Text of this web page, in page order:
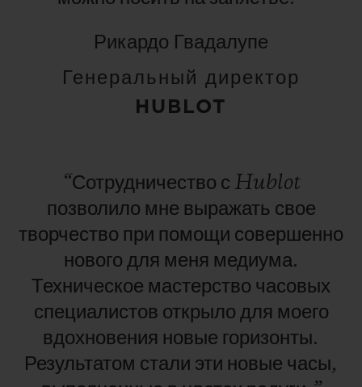
ценителей современного искусства, выпущена
индивидуальными номерами.
Рикардо Гвадалупе
Генеральный директор
HUBLOT
“Сотрудничество с Hublot
позволило мне выражать свое
творчество при помощи совершенно
нового для меня медиума.
Техническое мастерство часовых
специалистов открыло для моего
вдохновения новые горизонты.
Результатом стали эти новые часы,